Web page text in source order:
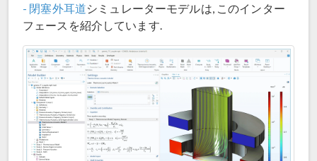
- 閉塞外耳道シミュレーターモデルは, このインター
フェースを紹介しています.